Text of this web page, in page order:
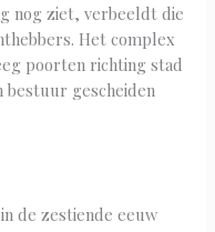
nog ziet, verbeeldt die
Het complex
poorten richting stad
bestuur gescheiden
de zestiende eeuw